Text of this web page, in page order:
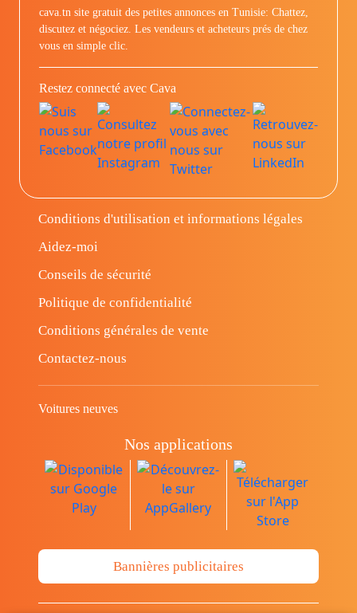
cava.tn site gratuit des petites annonces en Tunisie: Chattez,
discutez et négociez. Les vendeurs et acheteurs prés de chez
vous en simple clic.
Restez connecté avec Cava
Conditions d'utilisation et informations légales
Aidez-moi
Conseils de sécurité
Politique de confidentialité
Conditions générales de vente
Contactez-nous
Voitures neuves
Nos applications
Bannières publicitaires